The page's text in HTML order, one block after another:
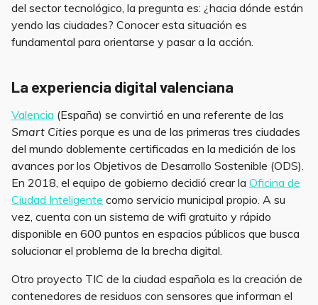
del sector tecnológico, la pregunta es: ¿hacia dónde están
yendo las ciudades? Conocer esta situación es
fundamental para orientarse y pasar a la acción.
La experiencia digital valenciana
Valencia (España) se convirtió en una referente de las
Smart Cities porque es una de las primeras tres ciudades
del mundo doblemente certificadas en la medición de los
avances por los Objetivos de Desarrollo Sostenible (ODS).
En 2018, el equipo de gobierno decidió crear la Oficina de
Ciudad Inteligente como servicio municipal propio. A su
vez, cuenta con un sistema de wifi gratuito y rápido
disponible en 600 puntos en espacios públicos que busca
solucionar el problema de la brecha digital.
Otro proyecto TIC de la ciudad española es la creación de
contenedores de residuos con sensores que informan el